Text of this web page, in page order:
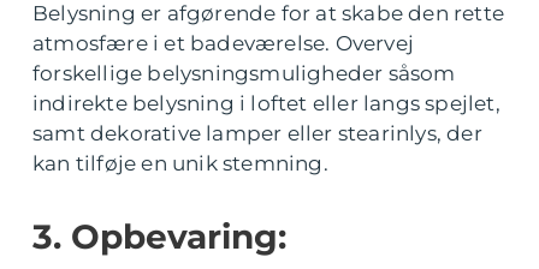
Belysning er afgørende for at skabe den rette
atmosfære i et badeværelse. Overvej
forskellige belysningsmuligheder såsom
indirekte belysning i loftet eller langs spejlet,
samt dekorative lamper eller stearinlys, der
kan tilføje en unik stemning.
3. Opbevaring: